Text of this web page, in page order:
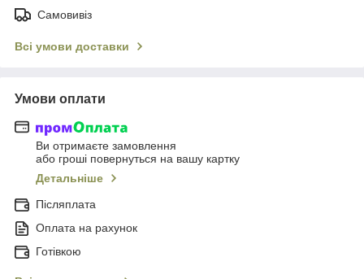
Самовивіз
Всі умови доставки
Умови оплати
Ви отримаєте замовлення
або гроші повернуться на вашу картку
Детальніше
Післяплата
Оплата на рахунок
Готівкою